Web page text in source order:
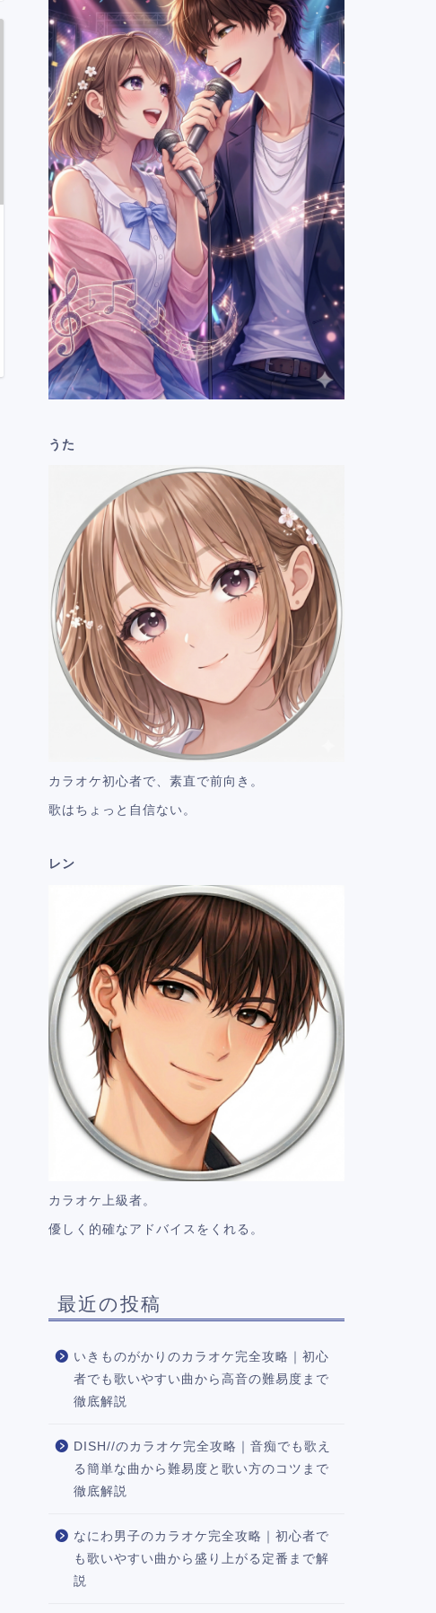
うた
カラオケ初心者で、素直で前向き。
歌はちょっと自信ない。
レン
カラオケ上級者。
優しく的確なアドバイスをくれる。
最近の投稿
いきものがかりのカラオケ完全攻略｜初心
者でも歌いやすい曲から高音の難易度まで
徹底解説
DISH//のカラオケ完全攻略｜音痴でも歌え
る簡単な曲から難易度と歌い方のコツまで
徹底解説
なにわ男子のカラオケ完全攻略｜初心者で
も歌いやすい曲から盛り上がる定番まで解
説